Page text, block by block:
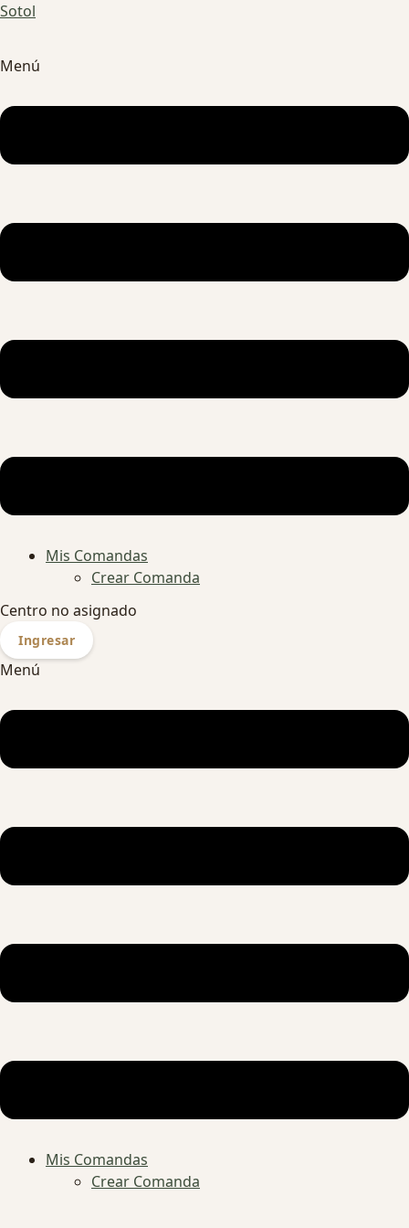
Sotol
Menú
Mis Comandas
Crear Comanda
Centro no asignado
Ingresar
Menú
Mis Comandas
Crear Comanda